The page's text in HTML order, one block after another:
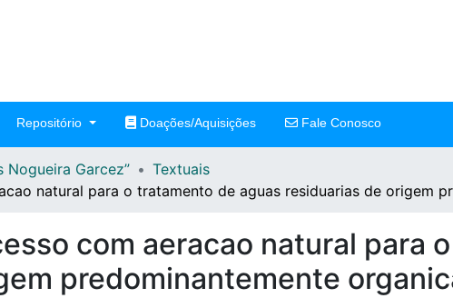
Repositório Doações/Aquisições Fale Conosco
Nogueira Garcez”
Textuais
natural para o tratamento de aguas residuarias de origem
com aeracao natural para
predominantemente